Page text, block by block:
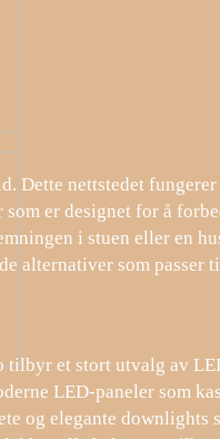
Dette nettstedet
er designet for å
i stuen eller en
alternativer som passer
et stort utvalg av
LED-paneler som
og elegante downlights